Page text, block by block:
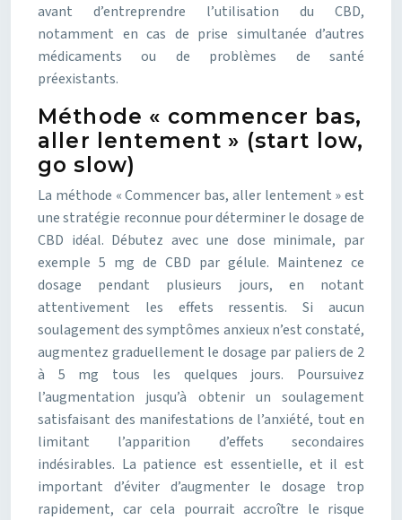
avant d’entreprendre l’utilisation du CBD,
notamment en cas de prise simultanée d’autres
médicaments ou de problèmes de santé
préexistants.
Méthode « commencer bas,
aller lentement » (start low,
go slow)
La méthode « Commencer bas, aller lentement » est
une stratégie reconnue pour déterminer le dosage de
CBD idéal. Débutez avec une dose minimale, par
exemple 5 mg de CBD par gélule. Maintenez ce
dosage pendant plusieurs jours, en notant
attentivement les effets ressentis. Si aucun
soulagement des symptômes anxieux n’est constaté,
augmentez graduellement le dosage par paliers de 2
à 5 mg tous les quelques jours. Poursuivez
l’augmentation jusqu’à obtenir un soulagement
satisfaisant des manifestations de l’anxiété, tout en
limitant l’apparition d’effets secondaires
indésirables. La patience est essentielle, et il est
important d’éviter d’augmenter le dosage trop
rapidement, car cela pourrait accroître le risque